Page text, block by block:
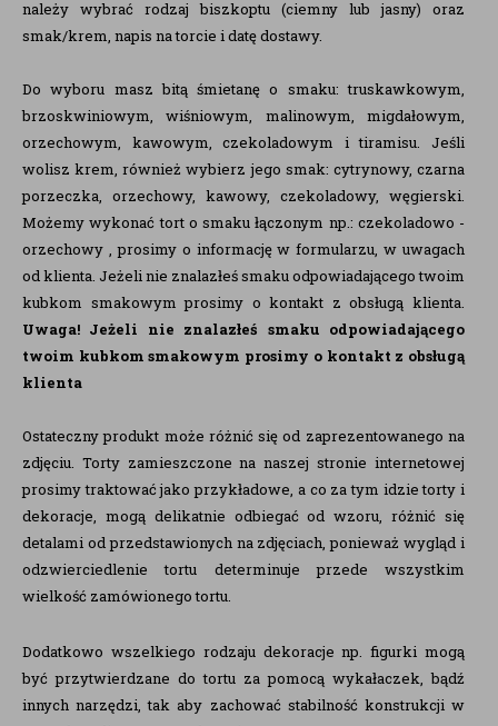
należy wybrać rodzaj biszkoptu (ciemny lub jasny) oraz
smak/krem, napis na torcie i datę dostawy.
Do wyboru masz bitą śmietanę o smaku: truskawkowym,
brzoskwiniowym, wiśniowym, malinowym, migdałowym,
orzechowym, kawowym, czekoladowym i tiramisu. Jeśli
wolisz krem, również wybierz jego smak: cytrynowy, czarna
porzeczka, orzechowy, kawowy, czekoladowy, węgierski.
Możemy wykonać tort o smaku łączonym np.: czekoladowo -
orzechowy , prosimy o informację w formularzu, w uwagach
od klienta. Jeżeli nie znalazłeś smaku odpowiadającego twoim
kubkom smakowym prosimy o kontakt z obsługą klienta.
Uwaga! Jeżeli nie znalazłeś smaku odpowiadającego
twoim kubkom smakowym prosimy o kontakt z obsługą
klienta
Ostateczny produkt może różnić się od zaprezentowanego na
zdjęciu. Torty zamieszczone na naszej stronie internetowej
prosimy traktować jako przykładowe, a co za tym idzie torty i
dekoracje, mogą delikatnie odbiegać od wzoru, różnić się
detalami od przedstawionych na zdjęciach, ponieważ wygląd i
odzwierciedlenie tortu determinuje przede wszystkim
wielkość zamówionego tortu.
Dodatkowo wszelkiego rodzaju dekoracje np. figurki mogą
być przytwierdzane do tortu za pomocą wykałaczek, bądź
innych narzędzi, tak aby zachować stabilność konstrukcji w